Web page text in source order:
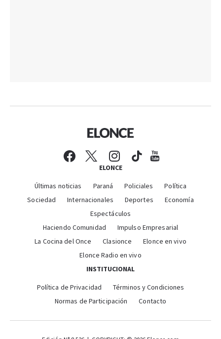
ELONCE
Últimas noticias Paraná Policiales
Política
Sociedad
Internacionales Deportes
Economía
Espectáculos
Haciendo Comunidad
Impulso Empresarial
La Cocina del Once
Clasionce
Elonce en vivo
Elonce Radio en vivo
INSTITUCIONAL
Política de Privacidad
Términos y Condiciones
Normas de Participación
Contacto